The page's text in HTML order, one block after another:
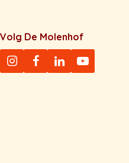
Volg De Molenhof